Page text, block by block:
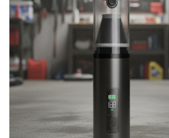
Kom ihåg mig
Logga in
Skapa ett konto